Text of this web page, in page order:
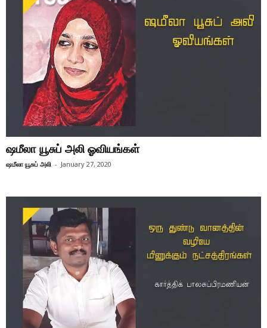
ஷமீலா யூசுப் அலி ஓவியங்கள்
ஷமீலா யூசுப் அலி - January 27, 2020